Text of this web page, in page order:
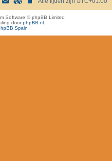
Software © phpBB Limited
doorphpBB.nl
Spain